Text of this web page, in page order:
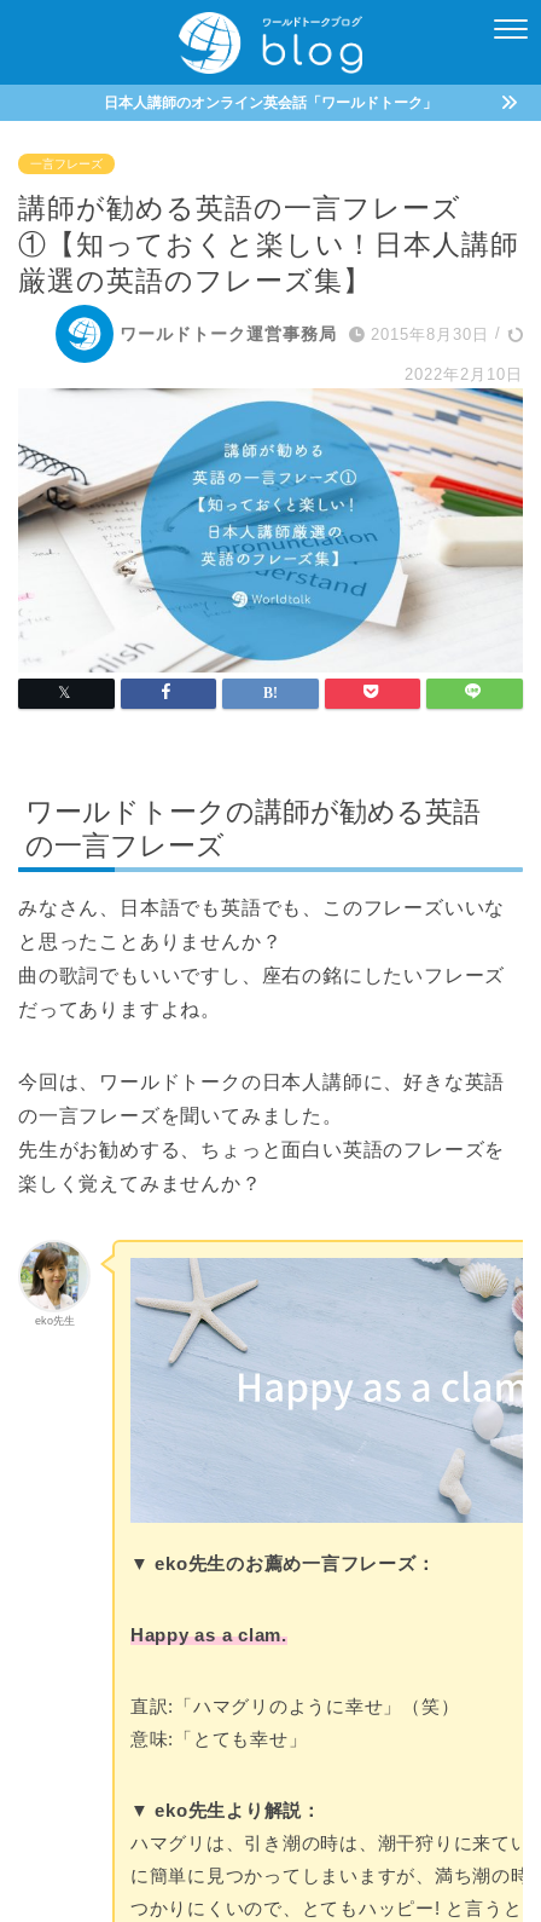
日本人講師のオンライン英会話「ワールドトーク」
一言フレーズ
講師が勧める英語の一言フレーズ
①【知っておくと楽しい！日本人講師
厳選の英語のフレーズ集】
ワールドトーク運営事務局 2015年8月30日 /
2022年2月10日
ワールドトークの講師が勧める英語
の一言フレーズ
みなさん、日本語でも英語でも、このフレーズいいな
と思ったことありませんか？
曲の歌詞でもいいですし、座右の銘にしたいフレーズ
だってありますよね。
今回は、ワールドトークの日本人講師に、好きな英語
の一言フレーズを聞いてみました。
先生がお勧めする、ちょっと面白い英語のフレーズを
楽しく覚えてみませんか？
eko先生
▼ eko先生のお薦め一言フレーズ：
Happy as a clam.
直訳:「ハマグリのように幸せ」（笑）
意味:「とても幸せ」
▼ eko先生より解説：
ハマグリは、引き潮の時は、潮干狩りに来てい
に簡単に見つかってしまいますが、満ち潮の時
つかりにくいので、とてもハッピー! と言うと